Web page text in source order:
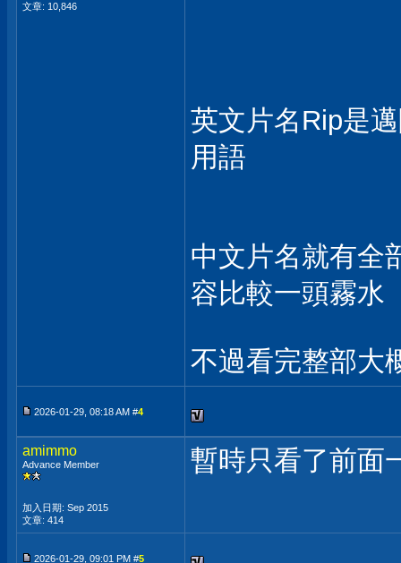
文章: 10,846
英文片名Rip是
用語
中文片名就有全
容比較一頭霧水
不過看完整部大
2026-01-29, 08:18 AM #4
amimmo
Advance Member
加入日期: Sep 2015
文章: 414
暫時只看了前面
2026-01-29, 09:01 PM #5